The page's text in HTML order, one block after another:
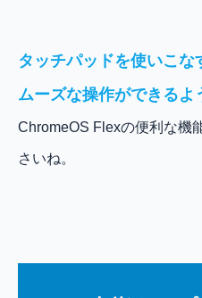
タッチパッドを使いこ
ムーズな操作ができるよ
ChromeOS Flexの便利な機
さいね。